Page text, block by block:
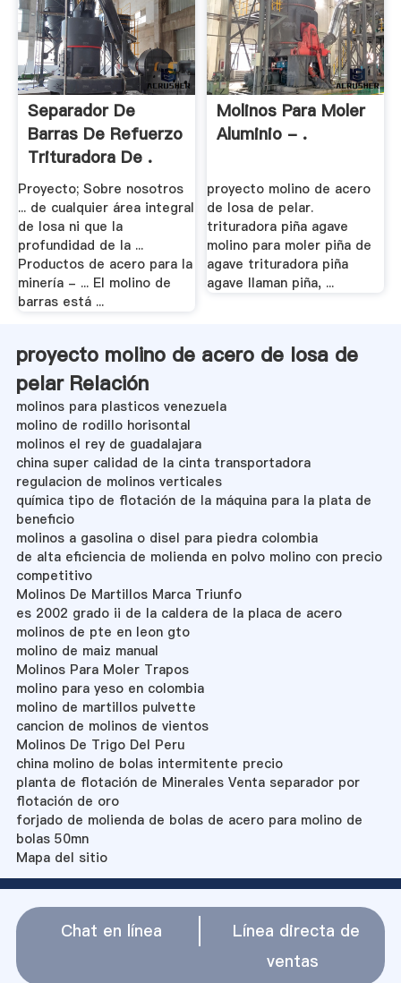
Separador De
Barras De Refuerzo
Trituradora De .
Proyecto; Sobre nosotros
... de cualquier área integral
de losa ni que la
profundidad de la ...
Productos de acero para la
minería - ... El molino de
barras está ...
Molinos Para Moler
Aluminio - .
proyecto molino de acero
de losa de pelar.
trituradora piña agave
molino para moler piña de
agave trituradora piña
agave llaman piña, ...
proyecto molino de acero de losa de
pelar Relación
molinos para plasticos venezuela
molino de rodillo horisontal
molinos el rey de guadalajara
china super calidad de la cinta transportadora
regulacion de molinos verticales
química tipo de flotación de la máquina para la plata de
beneficio
molinos a gasolina o disel para piedra colombia
de alta eficiencia de molienda en polvo molino con precio
competitivo
Molinos De Martillos Marca Triunfo
es 2002 grado ii de la caldera de la placa de acero
molinos de pte en leon gto
molino de maiz manual
Molinos Para Moler Trapos
molino para yeso en colombia
molino de martillos pulvette
cancion de molinos de vientos
Molinos De Trigo Del Peru
china molino de bolas intermitente precio
planta de flotación de Minerales Venta separador por
flotación de oro
forjado de molienda de bolas de acero para molino de
bolas 50mn
Mapa del sitio
Chat en línea
Línea directa de
ventas